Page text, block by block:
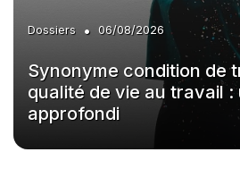
Dossiers • 06/08/2026
Synonyme condition de
qualité de vie au travail :
approfondi